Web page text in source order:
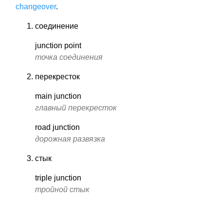
changeover.
соединение
junction point
точка соединения
перекресток
main junction
главный перекресток
road junction
дорожная развязка
стык
triple junction
тройной стык